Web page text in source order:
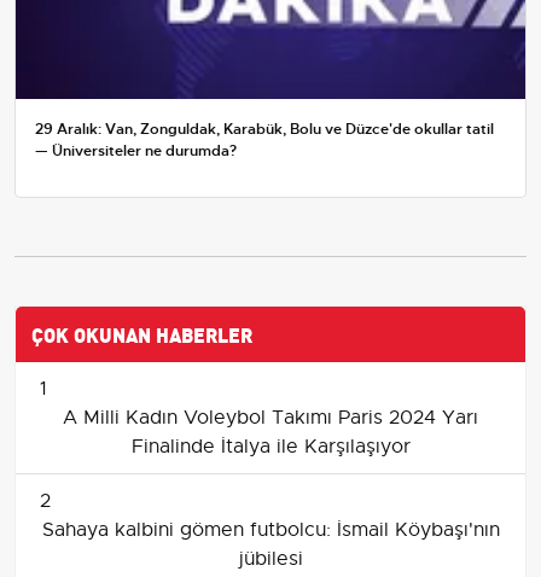
29 Aralık: Van, Zonguldak, Karabük, Bolu ve Düzce'de okullar tatil
— Üniversiteler ne durumda?
ÇOK OKUNAN HABERLER
1
A Milli Kadın Voleybol Takımı Paris 2024 Yarı
Finalinde İtalya ile Karşılaşıyor
2
Sahaya kalbini gömen futbolcu: İsmail Köybaşı'nın
jübilesi